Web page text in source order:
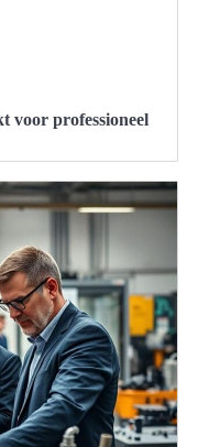
voor professioneel